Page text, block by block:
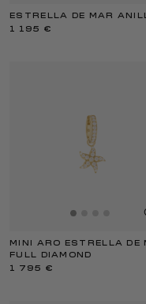
ESTRELLA DE MAR
1 195 €
MINI ARO ESTRELLA DE
FULL DIAMOND
1 795 €